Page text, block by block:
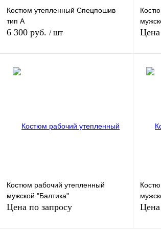
Костюм утепленный Спецпошив
тип А
6 300 руб. / шт
наличии
Цена
Костюм рабочий утепленный
мужской "Балтика"
Цена по запросу Цена